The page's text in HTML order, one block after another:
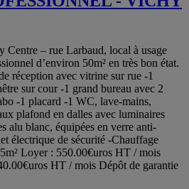
Centre – rue Larbaud, local à usage
d’environ 50m² en très bon état.
réception avec vitrine sur rue -1
sur cour -1 grand bureau avec 2
-1 placard -1 WC, lave-mains,
plafond en dalles avec luminaires
alu blanc, équipées en verre anti-
électrique de sécurité -Chauffage
Loyer : 550.00€uros HT / mois
HT / mois Dépôt de garantie